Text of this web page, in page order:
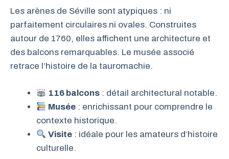
Les arènes de Séville sont atypiques : ni
parfaitement circulaires ni ovales. Construites
autour de 1760, elles affichent une architecture et
des balcons remarquables. Le musée associé
retrace l’histoire de la tauromachie.
116 balcons : détail architectural notable.
Musée : enrichissant pour comprendre le
contexte historique.
Visite : idéale pour les amateurs d’histoire
culturelle.